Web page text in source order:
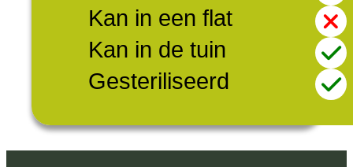
Kan in een flat
Kan in de tuin
Gesteriliseerd